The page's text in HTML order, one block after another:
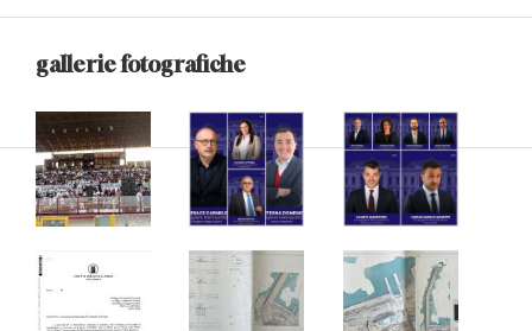
gallerie fotografiche